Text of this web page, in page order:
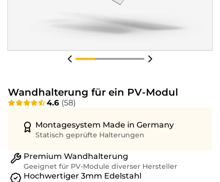
Wandhalterung für ein PV-Modul
4.6 (58)
Montagesystem Made in Germany
Statisch geprüfte Halterungen
Premium Wandhalterung
Geeignet für PV-Module diverser Hersteller
Hochwertiger 3mm Edelstahl